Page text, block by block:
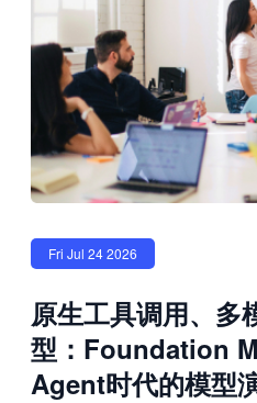
Fri Jul 24 2026
原生工具调用、
型：Foundation
Agent时代的模型